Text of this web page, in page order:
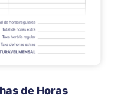
de Horas